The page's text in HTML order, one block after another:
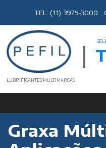
TEL: (11) 3975-3000
LUBRIFICANTES MULTIMARCAS
Graxa